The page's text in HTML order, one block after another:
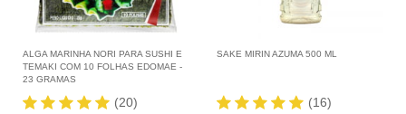
ALGA MARINHA NORI PARA SUSHI E
TEMAKI COM 10 FOLHAS EDOMAE -
23 GRAMAS
(20)
SAKE MIRIN AZUMA 500 ML
(16)